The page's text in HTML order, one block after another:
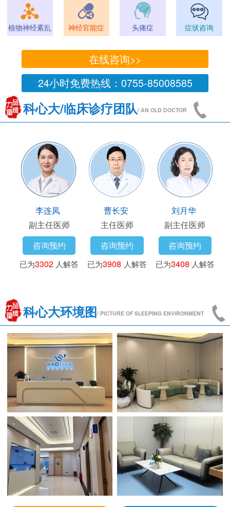
植物神经紊乱 神经官能症 头痛症 症状咨询
在线咨询>>
24小时免费热线：0755-85008585
科心大/临床诊疗团队/ AN OLD DOCTOR
顾连友
副主任医师
咨询预约
已为3016人解答
李连凤
副主任医师
咨询预约
已为3302人解答
曹长安
主任医师
咨询预约
已为3908人解答
科心大环境图/ PICTURE OF SLEEPING ENVIRONMENT